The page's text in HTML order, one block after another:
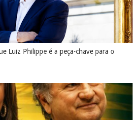
Luiz Philippe é a peça-chave para o